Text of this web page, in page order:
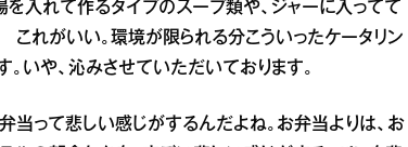
入れて作るタイプのスープ類や、ジャーに入ってて
れがいい。環境が限られる分こういったケータリン
いや、沁みさせていただいております。
当って悲しい感じがするんだよね。お弁当よりは、お